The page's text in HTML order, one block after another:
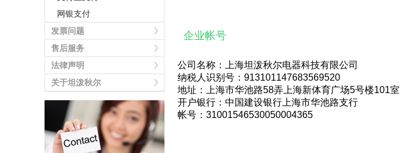
网银支付
发票问题
售后服务
法律声明
关于坦泼秋尔
企业帐号
公司名称：上海坦泼秋尔电器科技有限公司
纳税人识别号：913101147683569520
地址：上海市华池路58弄上海新体育广场5号楼101室
开户银行：中国建设银行上海市华池路支行
帐号：31001546530050004365